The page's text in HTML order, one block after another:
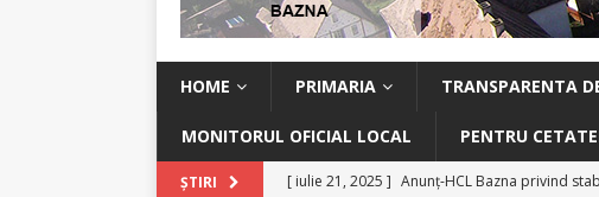
HOME PRIMARIA TRANSPARENTA
MONITORUL OFICIAL LOCAL PENTRU
ȘTIRI [ iulie 21, 2025 ] Anunț-HCL Bazna privind